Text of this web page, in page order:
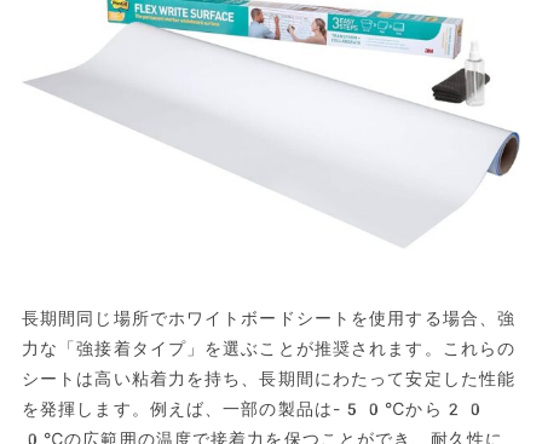
長期間同じ場所でホワイトボードシートを使用する場合、強
力な「強接着タイプ」を選ぶことが推奨されます。これらの
シートは高い粘着力を持ち、長期間にわたって安定した性能
を発揮します。例えば、一部の製品は-50℃から20
0℃の広範囲の温度で接着力を保つことができ、耐久性に